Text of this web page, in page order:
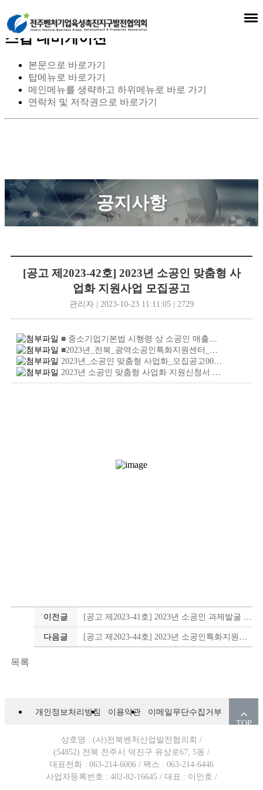
스킵 네비게이션
본문으로 바로가기
탑메뉴로 바로가기
메인메뉴를 생략하고 하위메뉴로 바로 가기
연락처 및 저작권으로 바로가기
공지사항
[공고 제2023-42호] 2023년 소공인 맞춤형 사
업화 지원사업 모집공고
관리자 | 2023-10-23 11:11:05 | 2729
■ 중소기업기본법 시행령 상 소공인 매출액 기준업종코드별 .hwp
■2023년_전북_광역소공인특화지원센터_소공인_및_주업종_확인서류.hwp
2023년_소공인 맞춤형 사업화_모집공고001.jpg.jpg
2023년 소공인 맞춤형 사업화 지원신청서.hwp
이전글
다음글
목록
개인정보처리방침 이용약관
이메일무단수집거부
TOP
상호명 : (사)전북벤처산업발전협의회 /
(54852) 전북 전주시 덕진구 유상로67, 5동 /
대표전화 : 063-214-6006 / 팩스 : 063-214-6446
사업자등록번호 : 402-82-16645 / 대표 : 이인호 /